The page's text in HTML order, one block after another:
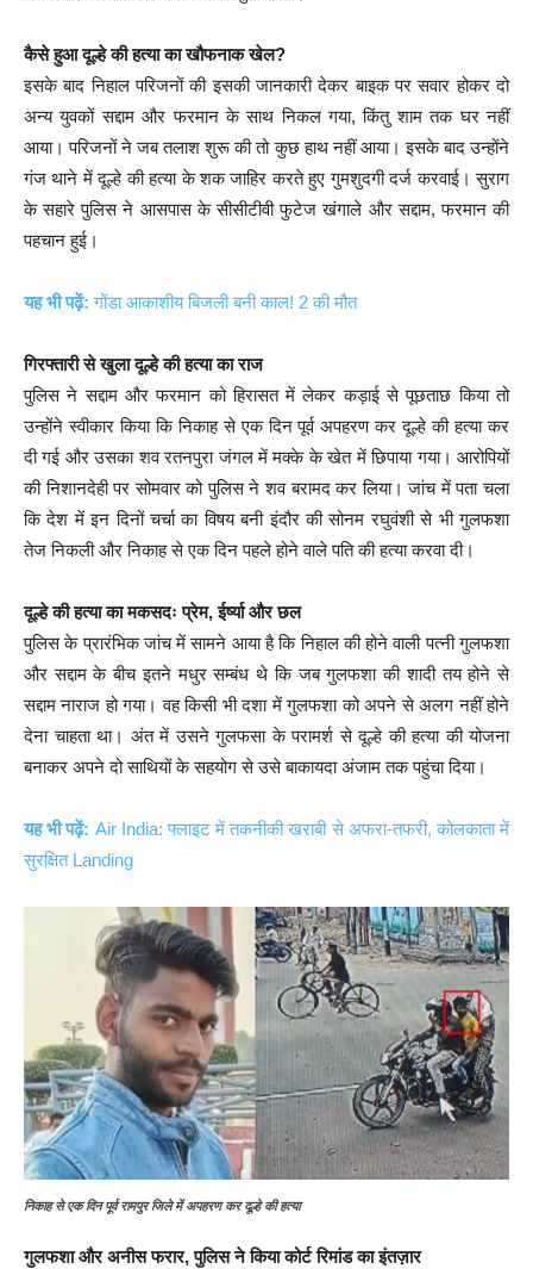
कैसे हुआ दूल्हे की हत्या का खौफनाक खेल?
इसके बाद निहाल परिजनों की इसकी जानकारी देकर बाइक पर सवार होकर दो
अन्य युवकों सद्दाम और फरमान के साथ निकल गया, किंतु शाम तक घर नहीं
आया। परिजनों ने जब तलाश शुरू की तो कुछ हाथ नहीं आया। इसके बाद उन्होंने
गंज थाने में दूल्हे की हत्या के शक जाहिर करते हुए गुमशुदगी दर्ज करवाई। सुराग
के सहारे पुलिस ने आसपास के सीसीटीवी फुटेज खंगाले और सद्दाम, फरमान की
पहचान हुई।
यह भी पढ़ें: गोंडा आकाशीय बिजली बनी काल! 2 की मौत
गिरफ्तारी से खुला दूल्हे की हत्या का राज
पुलिस ने सद्दाम और फरमान को हिरासत में लेकर कड़ाई से पूछताछ किया तो
उन्होंने स्वीकार किया कि निकाह से एक दिन पूर्व अपहरण कर दूल्हे की हत्या कर
दी गई और उसका शव रतनपुरा जंगल में मक्के के खेत में छिपाया गया। आरोपियों
की निशानदेही पर सोमवार को पुलिस ने शव बरामद कर लिया। जांच में पता चला
कि देश में इन दिनों चर्चा का विषय बनी इंदौर की सोनम रघुवंशी से भी गुलफशा
तेज निकली और निकाह से एक दिन पहले होने वाले पति की हत्या करवा दी।
दूल्हे की हत्या का मकसदः प्रेम, ईर्ष्या और छल
पुलिस के प्रारंभिक जांच में सामने आया है कि निहाल की होने वाली पत्नी गुलफशा
और सद्दाम के बीच इतने मधुर सम्बंध थे कि जब गुलफशा की शादी तय होने से
सद्दाम नाराज हो गया। वह किसी भी दशा में गुलफशा को अपने से अलग नहीं होने
देना चाहता था। अंत में उसने गुलफसा के परामर्श से दूल्हे की हत्या की योजना
बनाकर अपने दो साथियों के सहयोग से उसे बाकायदा अंजाम तक पहुंचा दिया।
यह भी पढ़ें: Air India: फ्लाइट में तकनीकी खराबी से अफरा-तफरी, कोलकाता में
सुरक्षित Landing
निकाह से एक दिन पूर्व रामपुर जिले में अपहरण कर दूल्हे की हत्या
गुलफशा और अनीस फरार, पुलिस ने किया कोर्ट रिमांड का इंतज़ार